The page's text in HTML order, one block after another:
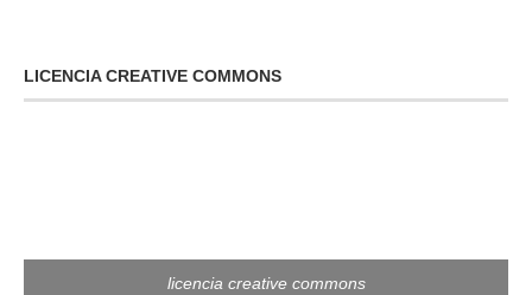
LICENCIA CREATIVE COMMONS
licencia creative commons